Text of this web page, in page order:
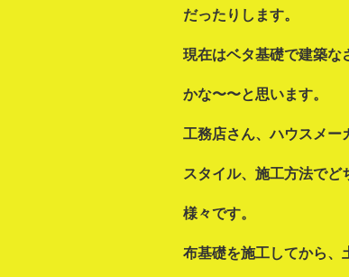
だったりします。
現在はベタ基礎で建築な
かな〜〜と思います。
工務店さん、ハウスメー
スタイル、施工方法でど
様々です。
布基礎を施工してから、